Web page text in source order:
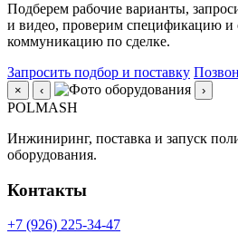
Подберем рабочие варианты,
и видео, проверим спецификацию и
коммуникацию по сделке.
Запросить подбор и поставку
× ‹ ›
POLMASH
Инжиниринг, поставка и запуск
оборудования.
Контакты
+7 (926) 225-34-47